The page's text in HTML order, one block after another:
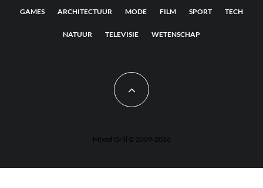
GAMES ARCHITECTUUR MODE FILM SPORT TECH
NATUUR TELEVISIE WETENSCHAP
MIxed Grill © 2009-2026